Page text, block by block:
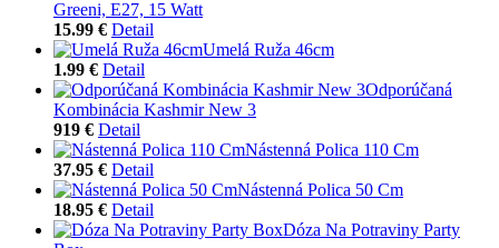
Greeni, E27, 15 Watt
15.99 € Detail
Umelá Ruža 46cm
1.99 € Detail
Odporúčaná
Kombinácia Kashmir New 3
919 € Detail
Nástenná Polica 110 Cm
37.95 € Detail
Nástenná Polica 50 Cm
18.95 € Detail
Dóza Na Potraviny Party